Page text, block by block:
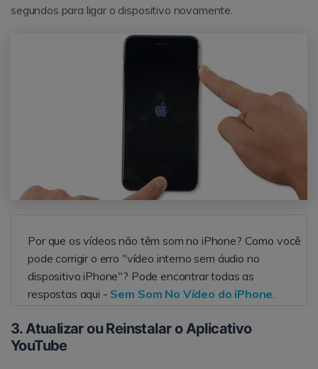
segundos para ligar o dispositivo novamente.
Por que os vídeos não têm som no iPhone? Como você
pode corrigir o erro "vídeo interno sem áudio no
dispositivo iPhone"? Pode encontrar todas as
respostas aqui - Sem Som No Vídeo do iPhone
3. Atualizar ou Reinstalar o Aplicativo
YouTube